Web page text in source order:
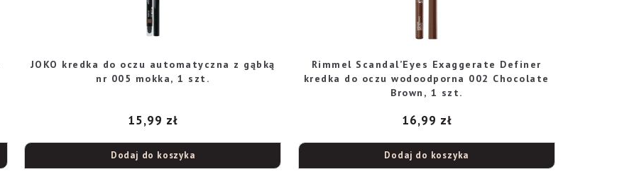
JOKO kredka do oczu automatyczna z gąbką
nr 005 mokka, 1 szt.
15,99 zł
Dodaj do koszyka
Rimmel Scandal’Eyes Exaggerate Definer
kredka do oczu wodoodporna 002 Chocolate
Brown, 1 szt.
16,99 zł
Dodaj do koszyka